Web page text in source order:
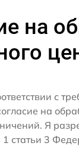
на
с
на
Я
1 статьи 3